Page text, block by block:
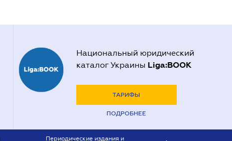
Национальный юридический
каталог Украины Liga:BOOK
ТАРИФЫ
ПОДРОБНЕЕ
Периодические издания и